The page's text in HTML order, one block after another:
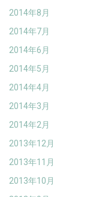
2014年8月
2014年7月
2014年6月
2014年5月
2014年4月
2014年3月
2014年2月
2013年12月
2013年11月
2013年10月